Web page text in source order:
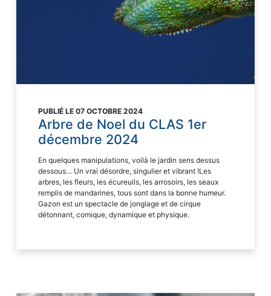
PUBLIÉ LE 07 OCTOBRE 2024
Arbre de Noel du CLAS 1er
décembre 2024
En quelques manipulations, voilà le jardin sens dessus
dessous… Un vrai désordre, singulier et vibrant !Les
arbres, les fleurs, les écureuils, les arrosoirs, les seaux
remplis de mandarines, tous sont dans la bonne humeur.
Gazon est un spectacle de jonglage et de cirque
détonnant, comique, dynamique et physique.